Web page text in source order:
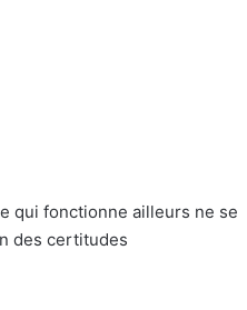
qui fonctionne ailleurs ne se
des certitudes